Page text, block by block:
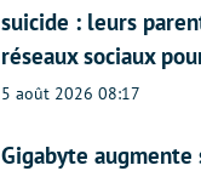
suicide : leurs
réseaux sociaux
5 août 2026 08:17
Gigabyte augmente